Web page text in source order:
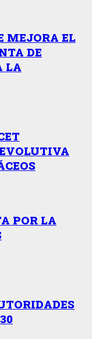
MEJORA EL
DE
LA
POR LA